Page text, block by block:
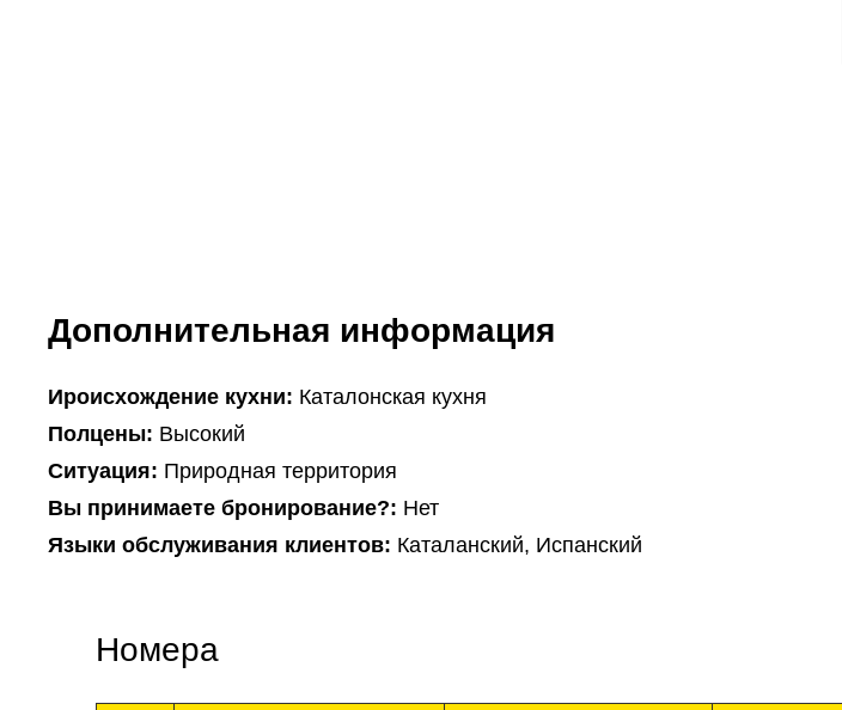
Дополнительная информация
Ироисхождение кухни: Каталонская кухня
Полцены: Высокий
Ситуация: Природная территория
Вы принимаете бронирование?: Нет
Языки обслуживания клиентов: Каталанский, Испанский
Номера